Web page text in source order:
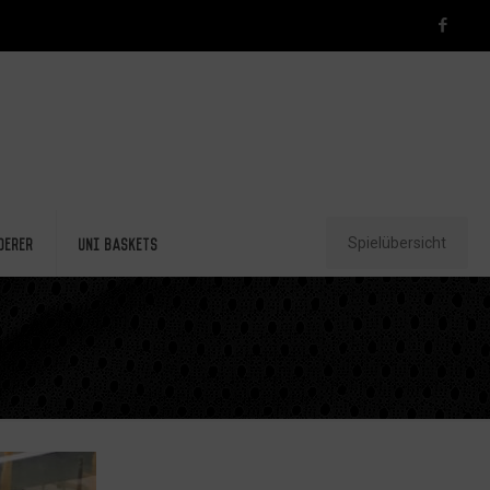
Uni Baskets Spielübersicht